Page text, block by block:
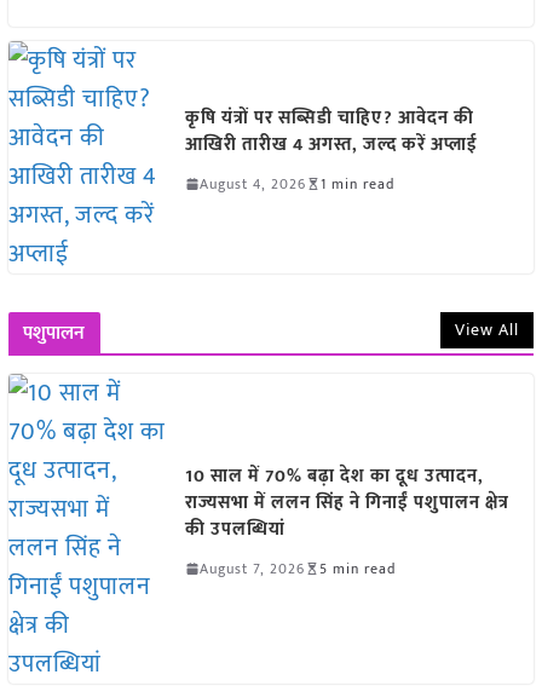
कृषि यंत्रों पर सब्सिडी चाहिए? आवेदन की
आखिरी तारीख 4 अगस्त, जल्द करें अप्लाई
August 4, 2026 1 min read
पशुपालन View All
10 साल में 70% बढ़ा देश का दूध उत्पादन,
राज्यसभा में ललन सिंह ने गिनाईं पशुपालन क्षेत्र
की उपलब्धियां
August 7, 2026 5 min read